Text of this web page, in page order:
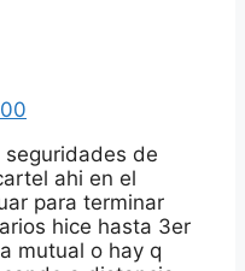
de
ahi en el
para terminar
hice hasta 3er
mutual o hay q